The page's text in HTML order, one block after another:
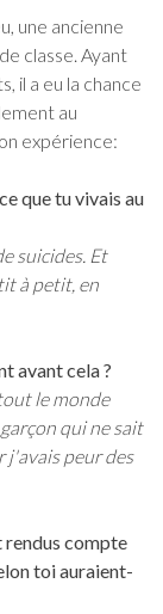
une ancienne
classe. Ayant
il a eu la chance
au
expérience:
que tu vivais au
suicides. Et
à petit, en
avant cela ?
le monde
qui ne sait
j'avais peur des
rendus compte
toi auraient-